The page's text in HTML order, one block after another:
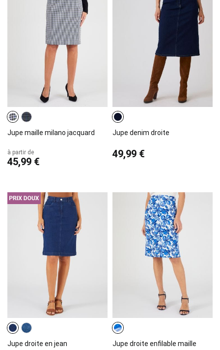
Jupe maille milano jacquard
à partir de
45,99 €
Jupe denim droite
49,99 €
Jupe droite en jean
Jupe droite enfilable maille